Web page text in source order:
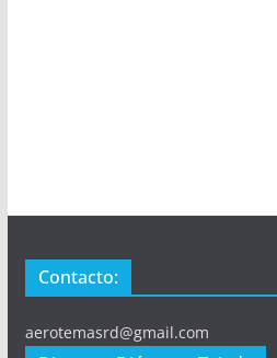
Contacto:
aerotemasrd@gmail.com